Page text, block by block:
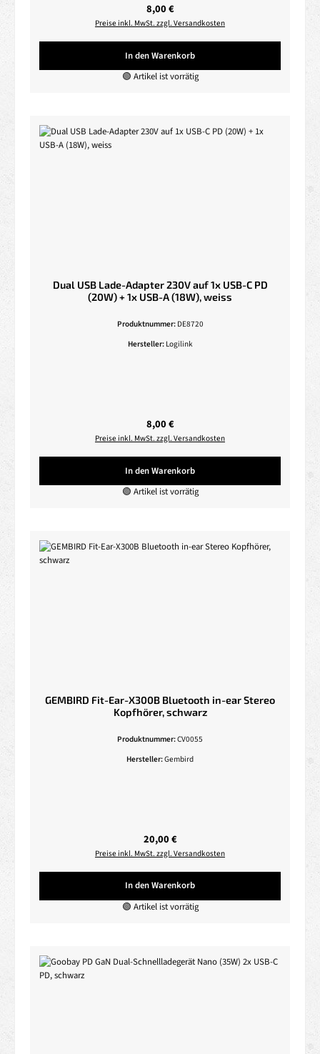
Regulärer Preis:
8,00 €
Preise inkl. MwSt. zzgl. Versandkosten
In den Warenkorb
🟢 Artikel ist vorrätig
Dual USB Lade-Adapter 230V auf 1x USB-C PD
(20W) + 1x USB-A (18W), weiss
Produktnummer: DE8720
Hersteller: Logilink
Regulärer Preis:
8,00 €
Preise inkl. MwSt. zzgl. Versandkosten
In den Warenkorb
🟢 Artikel ist vorrätig
GEMBIRD Fit-Ear-X300B Bluetooth in-ear Stereo
Kopfhörer, schwarz
Produktnummer:CV0055
Hersteller:Gembird
Regulärer Preis:
20,00 €
Preise inkl. MwSt. zzgl. Versandkosten
In den Warenkorb
🟢 Artikel ist vorrätig